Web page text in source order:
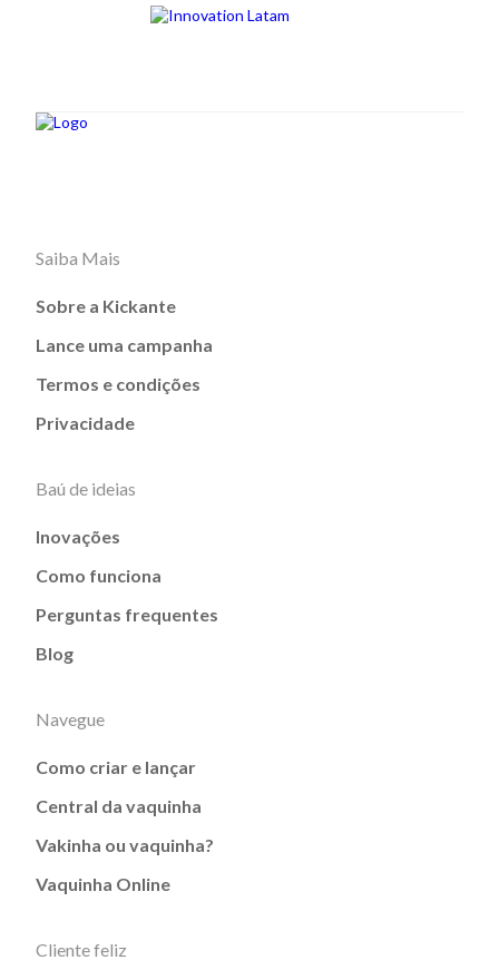
Saiba Mais
Sobre a Kickante
Lance uma campanha
Termos e condições
Privacidade
Baú de ideias
Inovações
Como funciona
Perguntas frequentes
Blog
Navegue
Como criar e lançar
Central da vaquinha
Vakinha ou vaquinha?
Vaquinha Online
Cliente feliz